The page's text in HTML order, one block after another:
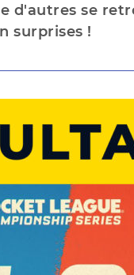
d'autres se
surprises !